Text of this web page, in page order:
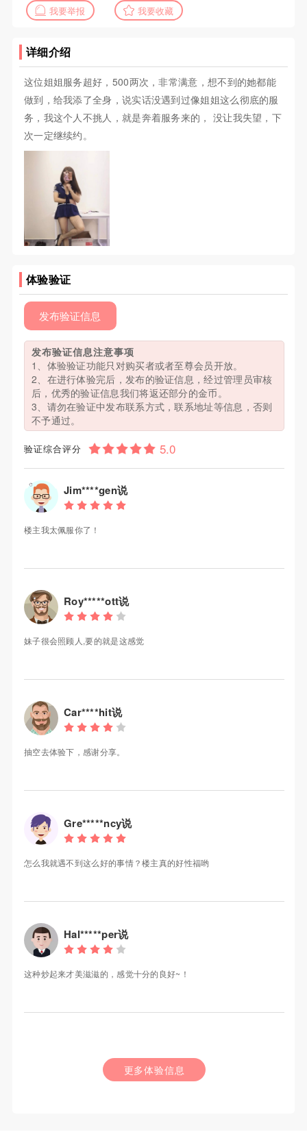
我要举报 我要收藏
详细介绍
这位姐姐服务超好，500两次，非常满意，想不到的她都能
做到，给我添了全身，说实话没遇到过像姐姐这么彻底的服
务，我这个人不挑人，就是奔着服务来的， 没让我失望，下
次一定继续约。
体验验证
发布验证信息
发布验证信息注意事项
1、体验验证功能只对购买者或者至尊会员开放。
2、在进行体验完后，发布的验证信息，经过管理员审核
后，优秀的验证信息我们将返还部分的金币。
3、请勿在验证中发布联系方式，联系地址等信息，否则
不予通过。
验证综合评分
Jim****gen说
楼主我太佩服你了！
Roy*****ott说
妹子很会照顾人,要的就是这感觉
Car****hit说
抽空去体验下，感谢分享。
Gre*****ncy说
怎么我就遇不到这么好的事情？楼主真的好性福哟
Hal*****per说
这种炒起来才美滋滋的，感觉十分的良好~！
更多体验信息